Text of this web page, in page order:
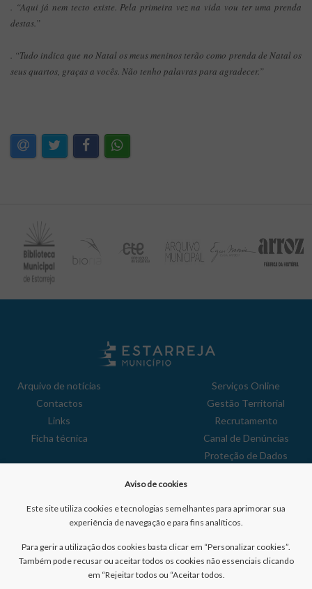
. “Aqui já nem tecto existe. Pela primeira vez na vida vou ter uma prenda
destas.”
. “Tudo indica que no Natal os meus meninos terão como prenda de Natal os
seus quartos, graças a vocês. Não tenho palavras para agradecer.”
Arquivo de notícias
Contactos
Links
Ficha técnica
Serviços Online
Gestão Territorial
Recrutamento
Canal de Denúncias
Proteção de Dados
Reclamações
Aviso de cookies
Este site utiliza cookies e tecnologias semelhantes para aprimorar sua
experiência de navegação e para fins analíticos.
Para gerir a utilização dos cookies basta clicar em “Personalizar cookies”.
Também pode recusar ou aceitar todos os cookies não essenciais clicando
em “Rejeitar todos ou “Aceitar todos.